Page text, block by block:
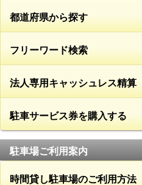
都道府県から探す
フリーワード検索
法人専用キャッシュレス精算
駐車サービス券を購入する
駐車場ご利用案内
時間貸し駐車場のご利用方法